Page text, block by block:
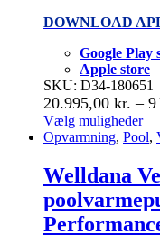
DOWNLOAD
Google Play
Apple store
SKU: D34-180651
20.995,00 kr. –
Vælg muligheder
Dette
har
flere
varianter.
Mulighederne
Opvarmning, Pool,
Welldana